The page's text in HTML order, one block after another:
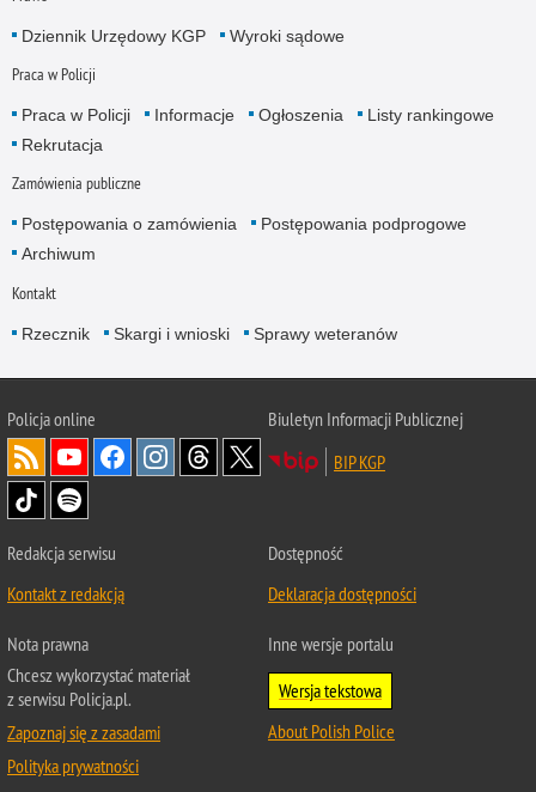
Dziennik Urzędowy KGP Wyroki sądowe
Praca w Policji
Praca w Policji Informacje Ogłoszenia
Listy rankingowe
Rekrutacja
Zamówienia publiczne
Postępowania o zamówienia
Postępowania podprogowe
Archiwum
Kontakt
Rzecznik Skargi i wnioski Sprawy weteranów
Policjaonline
Biuletyn Informacji Publicznej
BIP KGP
Redakcja serwisu
Kontakt z redakcją
Dostępność
Deklaracja dostępności
Nota prawna
Chcesz wykorzystać materiał
z serwisu Policja.pl.
Zapoznaj się z zasadami
Polityka prywatności
Inne wersje portalu
Wersja tekstowa
About Polish Police